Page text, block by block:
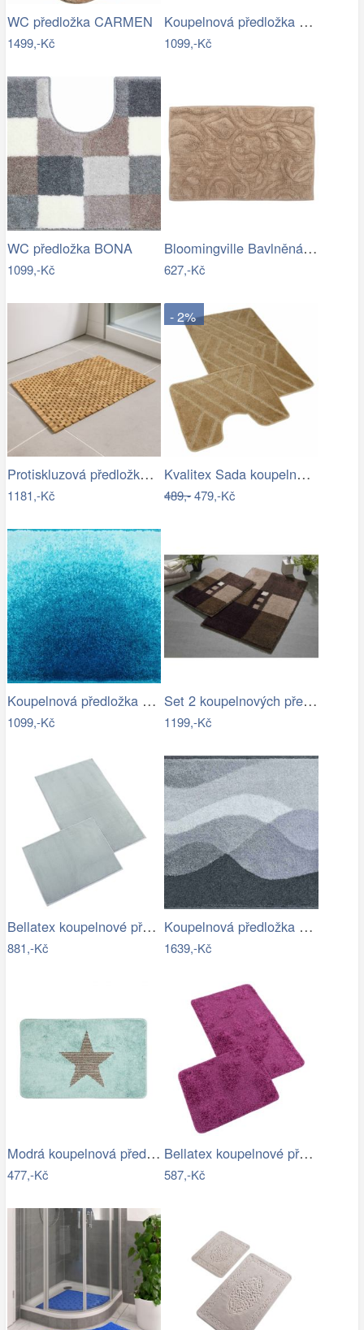
WC předložka CARMEN
1499,-Kč
Koupelnová předložka ART
1099,-Kč
WC předložka BONA
1099,-Kč
Bloomingville Bavlněná koupelnová…
627,-Kč
Protiskluzová předložka do koupelny,…
1181,-Kč
- 2%
Kvalitex Sada koupelnových předložek…
489,-479,-Kč
Koupelnová předložka SUNSHINE
1099,-Kč
Set 2 koupelnových předložek MERKUR
1199,-Kč
Bellatex koupelnové předložky BANYGOLD…
881,-Kč
Koupelnová předložka HILLS
1639,-Kč
Modrá koupelnová předložka s hvězdou -…
477,-Kč
Bellatex koupelnové předložky…
587,-Kč